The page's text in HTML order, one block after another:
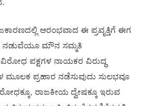
ಆರಂಭವಾದ ಈ ಪ್ರವೃತ್ತಿಗೆ ಈಗ
ನಡುವೆಯೂ ಮೌನ ಸಮ್ಮತಿ
ಪಕ್ಷಗಳ ನಾಯಕರ ವಿರುದ್ಧ
ಮೂಲಕ ಪ್ರಹಾರ ನಡೆಸುವುದು ಸುಲಭವೂ
ರಾಜಕೀಯ ದ್ವೇಷಕ್ಕೂ ಇರುವ